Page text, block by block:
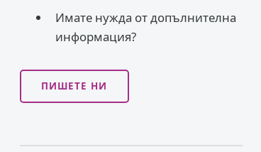
Имате нужда от допълнителна
информация?
ПИШЕТЕ НИ